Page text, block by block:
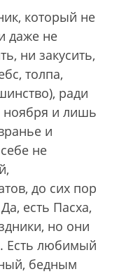
который не
даже не
ни закусить,
толпа,
ради
ноября и лишь
и
не
до сих пор
есть Пасха,
но они
Есть любимый
бедным